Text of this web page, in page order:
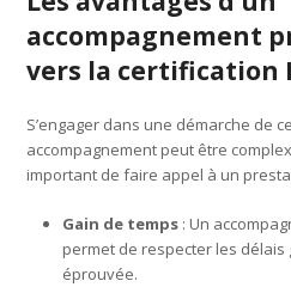
accompagnement
vers la certification
S’engager dans une démarche de
accompagnement peut être
important de faire appel à un
Gain de temps : Un
permet de respecter les
éprouvée.